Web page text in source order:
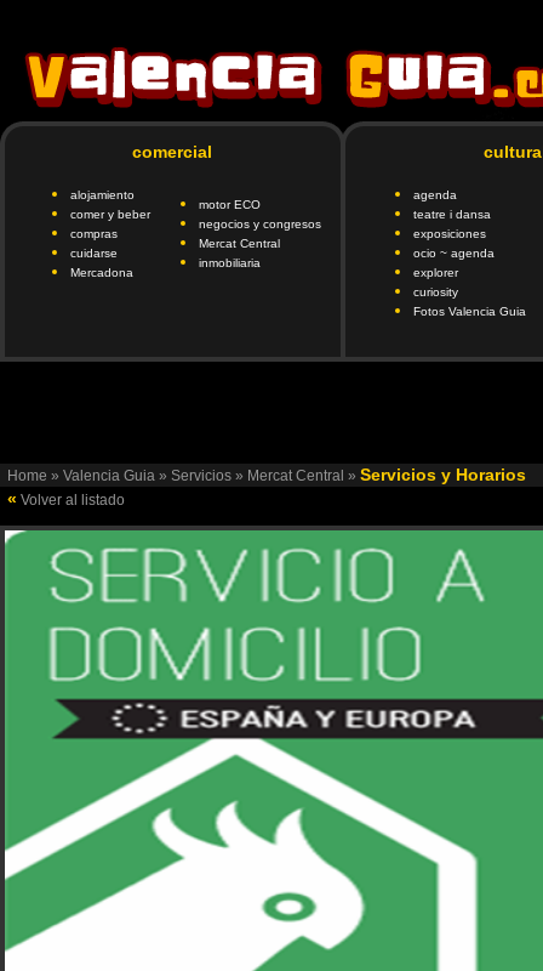
comercial
alojamiento
comer y beber
compras
cuidarse
Mercadona
motor ECO
negocios y congresos
Mercat Central
inmobiliaria
agenda
teatre i dansa
exposiciones
ocio ~ agenda
explorer
curiosity
Fotos Valencia Guia
Home » Valencia Guia » Servicios » Mercat Central » Servicios y Horarios
« Volver al listado